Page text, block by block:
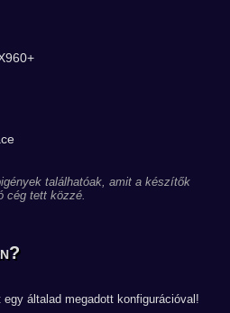
találhatóak, amit a készítők
cég tett közzé.
általad megadott konfigurációval!